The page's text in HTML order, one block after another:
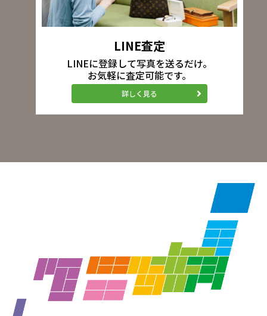
LINE査定
LINEに登録して写真を送るだけ。
お気軽に査定可能です。
詳しく見る